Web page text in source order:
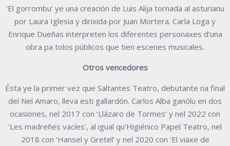
‘El gorrombu’ ye una creación de Luis Alija tornada al asturianu
por Laura Iglesia y dirixida por Juan Mortera. Carla Loga y
Enrique Dueñas interpreten los diferentes personaxes d’una
obra pa tolos públicos que tien escenes musicales.
Otros vencedores
Ésta ye la primer vez que Saltantes Teatro, debutante na final
del Nel Amaro, lleva esti gallardón. Carlos Alba ganólu en dos
ocasiones, nel 2017 con ‘Llázaro de Tormes’ y nel 2022 con
‘Les madreñes vacíes’, al igual qu’Higiénico Papel Teatro, nel
2018 con ‘Hansel y Gretel’ y nel 2020 con ‘El viaxe de